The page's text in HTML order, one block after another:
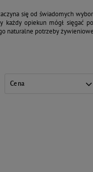
się od świadomych
każdy opiekun mógł sięgać
naturalne potrzeby
Cena